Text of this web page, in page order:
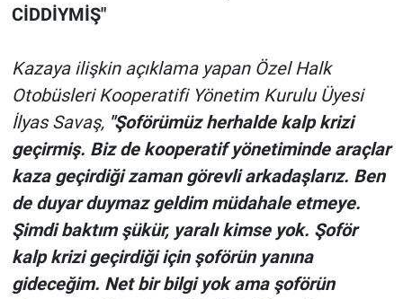
CİDDİYMİŞ"
Kazaya ilişkin açıklama yapan Özel Halk
Otobüsleri Kooperatifi Yönetim Kurulu Üyesi
İlyas Savaş, "Şoförümüz herhalde kalp krizi
geçirmiş. Biz de kooperatif yönetiminde araçlar
kaza geçirdiği zaman görevli arkadaşlarız. Ben
de duyar duymaz geldim müdahale etmeye.
Şimdi baktım şükür, yaralı kimse yok. Şoför
kalp krizi geçirdiği için şoförün yanına
gideceğim. Net bir bilgi yok ama şoförün